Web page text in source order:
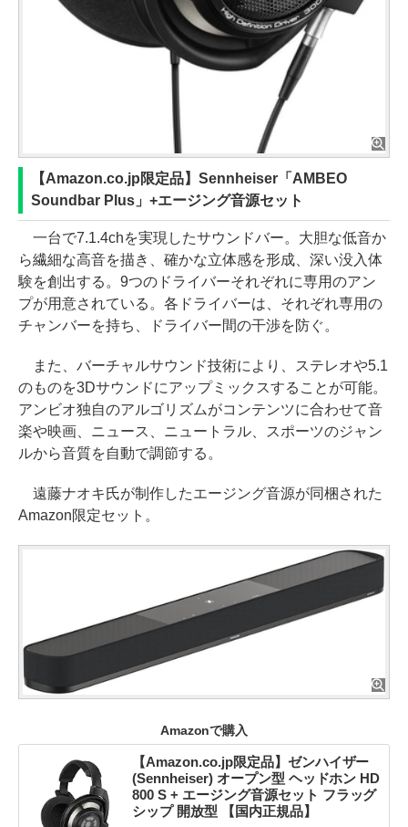
【Amazon.co.jp限定品】Sennheiser「AMBEO
Soundbar Plus」+エージング音源セット
一台で7.1.4chを実現したサウンドバー。大胆な低音か
ら繊細な高音を描き、確かな立体感を形成、深い没入体
験を創出する。9つのドライバーそれぞれに専用のアン
プが用意されている。各ドライバーは、それぞれ専用の
チャンバーを持ち、ドライバー間の干渉を防ぐ。
また、バーチャルサウンド技術により、ステレオや5.1
のものを3Dサウンドにアップミックスすることが可能。
アンビオ独自のアルゴリズムがコンテンツに合わせて音
楽や映画、ニュース、ニュートラル、スポーツのジャン
ルから音質を自動で調節する。
遠藤ナオキ氏が制作したエージング音源が同梱された
Amazon限定セット。
Amazonで購入
【Amazon.co.jp限定品】ゼンハイザー
(Sennheiser) オープン型 ヘッドホン HD
800 S + エージング音源セット フラッグ
シップ 開放型 【国内正規品】